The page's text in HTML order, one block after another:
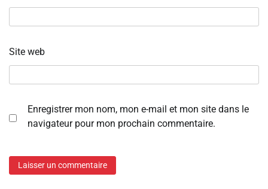
Site web
Enregistrer mon nom, mon e-mail et mon site dans le
navigateur pour mon prochain commentaire.